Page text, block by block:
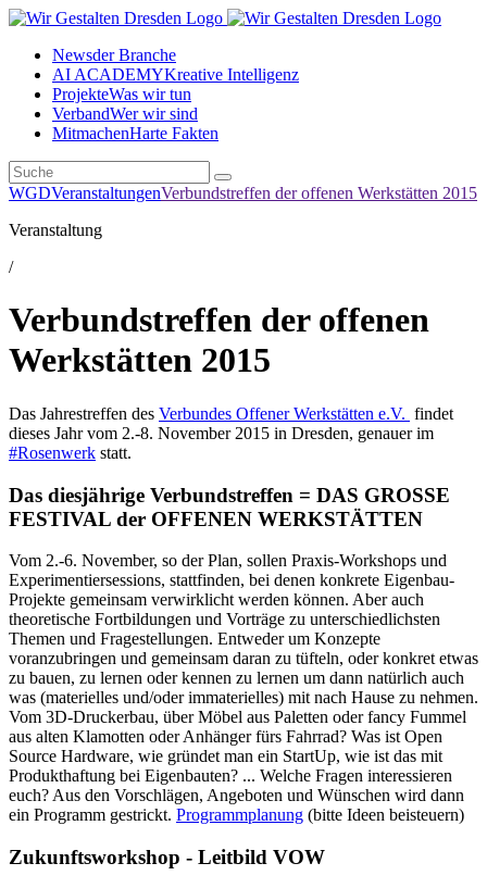
Newsder Branche
AI ACADEMYKreative Intelligenz
ProjekteWas wir tun
VerbandWer wir sind
MitmachenHarte Fakten
WGDVeranstaltungenVerbundstreffen der offenen Werkstätten 2015
Veranstaltung
/
Verbundstreffen der offenen
Werkstätten 2015
Das Jahrestreffen des Verbundes Offener Werkstätten e.V. findet
dieses Jahr vom 2.-8. November 2015 in Dresden, genauer im
#Rosenwerk statt.
Das diesjährige Verbundstreffen = DAS GROSSE
FESTIVAL der OFFENEN WERKSTÄTTEN
Vom 2.-6. November, so der Plan, sollen Praxis-Workshops und
Experimentiersessions, stattfinden, bei denen konkrete Eigenbau-
Projekte gemeinsam verwirklicht werden können. Aber auch
theoretische Fortbildungen und Vorträge zu unterschiedlichsten
Themen und Fragestellungen. Entweder um Konzepte
voranzubringen und gemeinsam daran zu tüfteln, oder konkret etwas
zu bauen, zu lernen oder kennen zu lernen um dann natürlich auch
was (materielles und/oder immaterielles) mit nach Hause zu nehmen.
Vom 3D-Druckerbau, über Möbel aus Paletten oder fancy Fummel
aus alten Klamotten oder Anhänger fürs Fahrrad? Was ist Open
Source Hardware, wie gründet man ein StartUp, wie ist das mit
Produkthaftung bei Eigenbauten? ... Welche Fragen interessieren
euch? Aus den Vorschlägen, Angeboten und Wünschen wird dann
ein Programm gestrickt. Programmplanung (bitte Ideen beisteuern)
Zukunftsworkshop - Leitbild VOW